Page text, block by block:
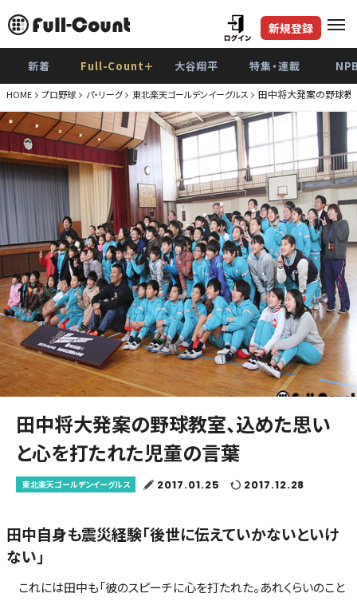
新規登録
新着 Full-Count＋ 大谷翔平 特集・連載
HOME プロ野球 パ・リーグ 東北楽天ゴールデンイーグルス 田中将大発案の野球教
田中将大発案の野球教室、込めた思い
と心を打たれた児童の言葉
東北楽天ゴールデンイーグルス 2017.01.25 2017.12.28
田中自身も震災経験「後世に伝えていかないといけ
ない」
これには田中も「彼のスピーチに心を打たれた。あれくらいのこと